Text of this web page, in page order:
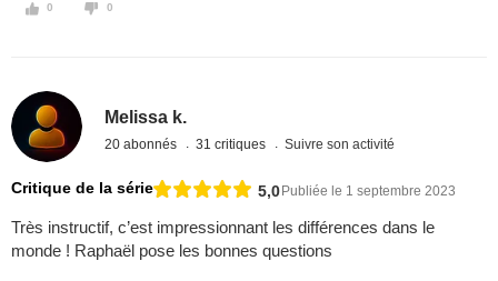
0 0
Melissa k.
20 abonnés 31 critiques Suivre son activité
Critique de la série 5,0Publiée le 1 septembre 2023
Très instructif, c’est impressionnant les différences dans le
monde ! Raphaël pose les bonnes questions